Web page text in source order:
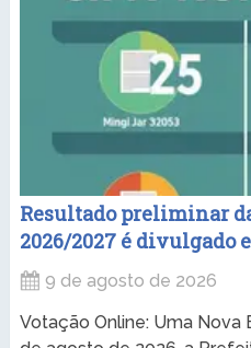
Resultado preliminar
2026/2027 é divulgado
9 de agosto de 2026
Votação Online: Uma Nova